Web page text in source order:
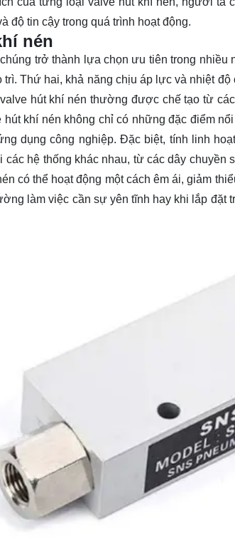
độ tin cậy trong quá trình hoạt động.
nén
trở thành lựa chọn ưu tiên trong nhiều
Thứ hai, khả năng chịu áp lực và nhiệt độ
hút khí nén thường được chế tạo từ
khí nén không chỉ có những đặc điểm
dụng công nghiệp. Đặc biệt, tính linh
hệ thống khác nhau, từ các dây chuyền
có thể hoạt động một cách êm ái, giảm
làm việc cần sự yên tĩnh hay khi lắp đặt